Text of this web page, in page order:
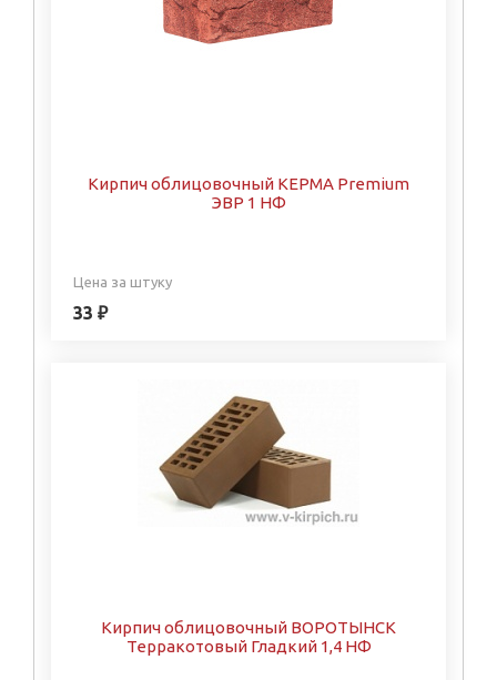
Кирпич облицовочный КЕРМА Premium
ЭВР 1 НФ
Цена за штуку
33 ₽
Кирпич облицовочный ВОРОТЫНСК
Терракотовый Гладкий 1,4 НФ